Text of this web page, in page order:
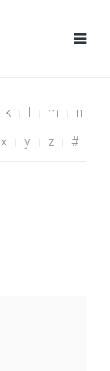
k l m
n
x y z #